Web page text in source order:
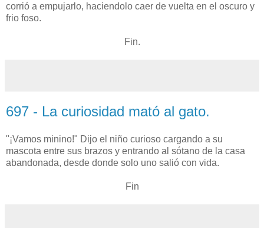
corrió a empujarlo, haciendolo caer de vuelta en el oscuro y
frio foso.
Fin.
697 - La curiosidad mató al gato.
"¡Vamos minino!" Dijo el niño curioso cargando a su
mascota entre sus brazos y entrando al sótano de la casa
abandonada, desde donde solo uno salió con vida.
Fin